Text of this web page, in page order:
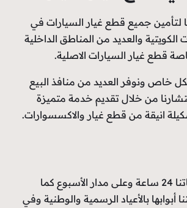
جميع قطع غيار السيارات في
والعديد من المناطق الداخلية
قطع غيار السيارات الاصلية.
خاص ونوفر العديد من منافذ البيع
من خلال تقديم خدمة متميزة
انيقة من قطع غيار والاكسسوارات.
نقدم خدماتنا 24 ساعة وعلى مدار الأسبوع كما
أبوابها بالأعياد الرسمية والوطنية وفي